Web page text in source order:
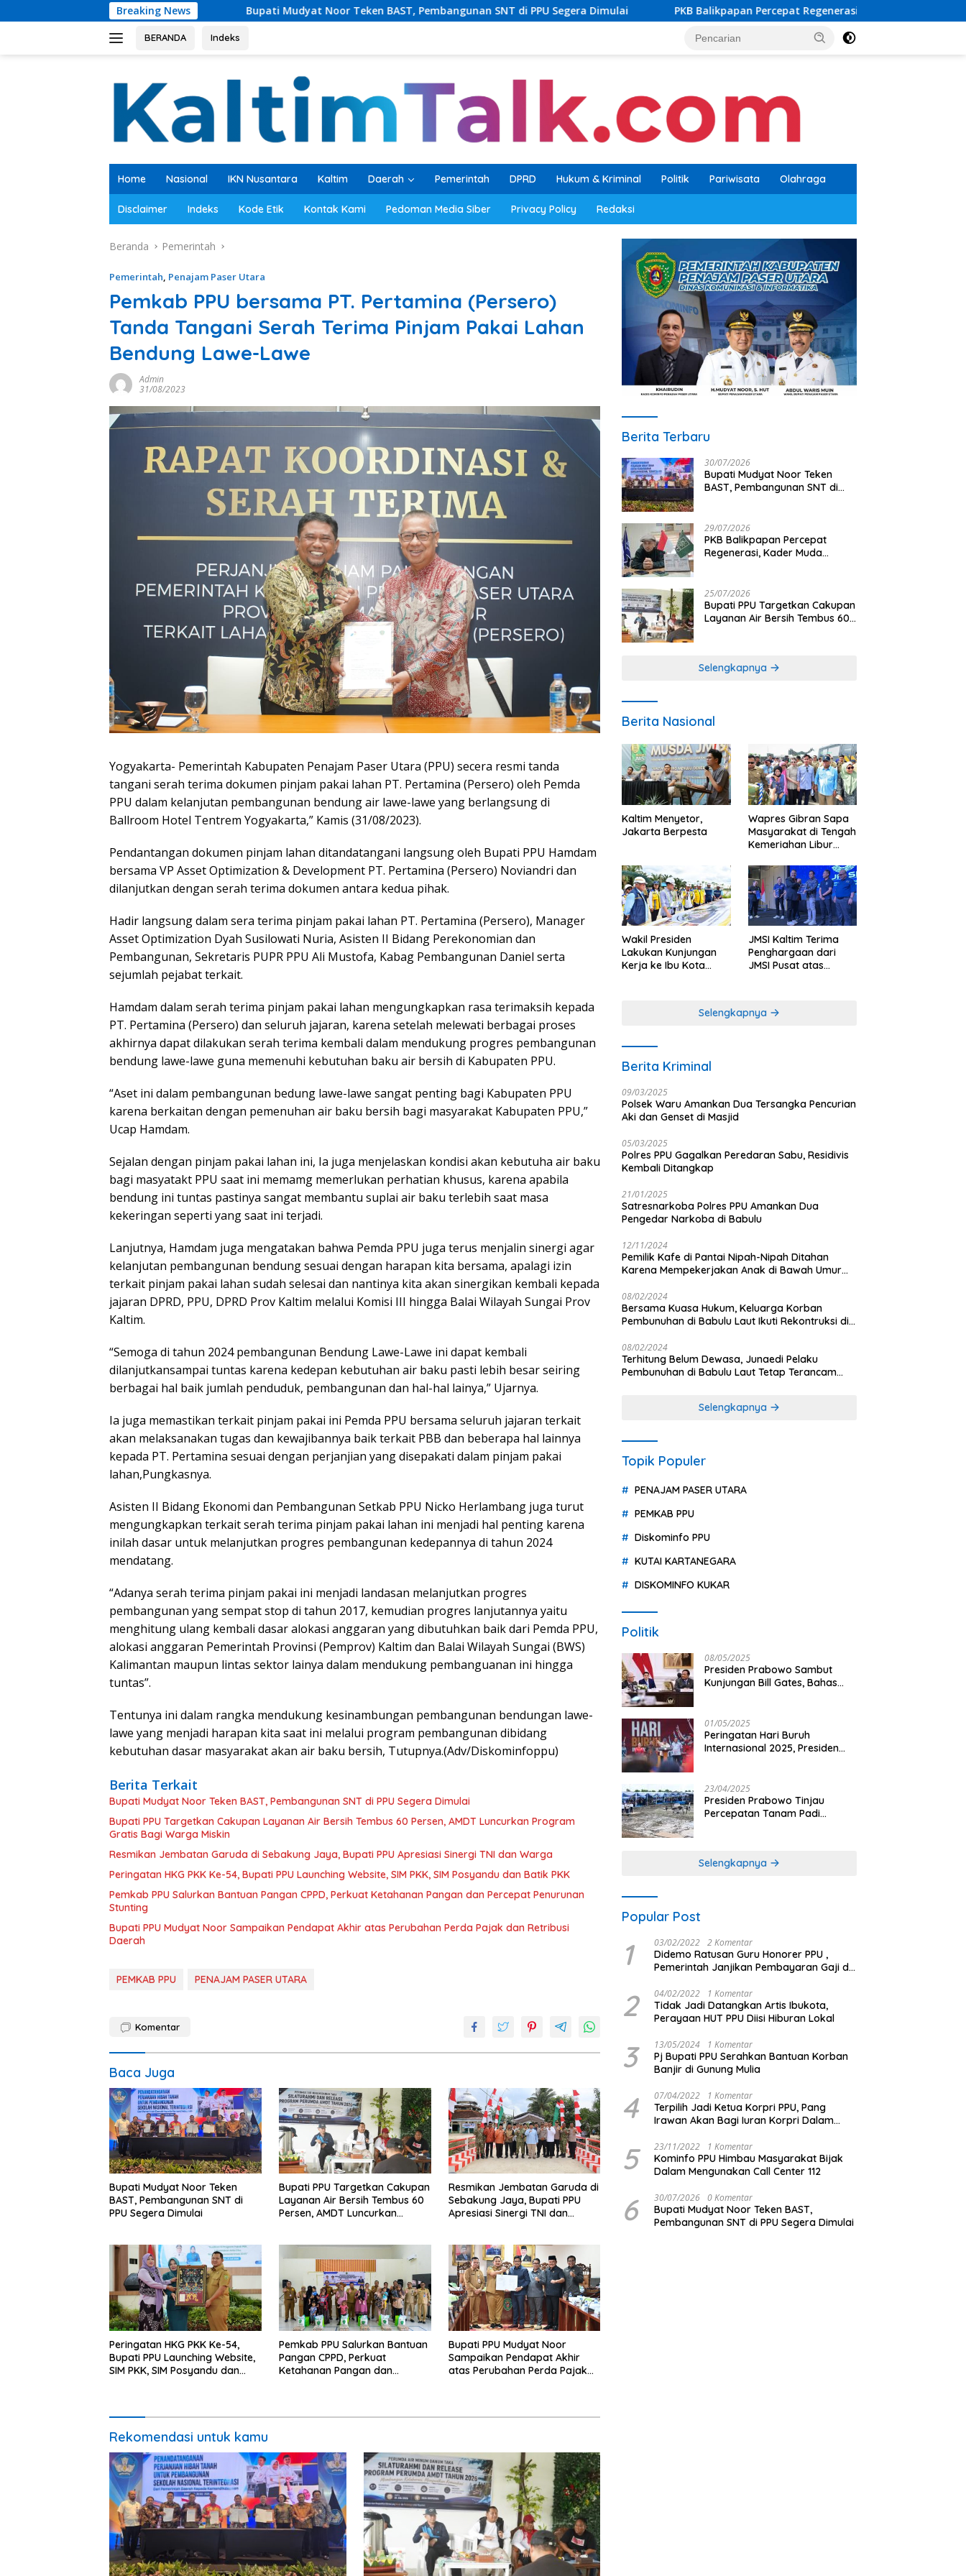
ke
Breaking News
Bupati Mudyat Noor Teken BAST, Pembangunan SNT di PPU Segera Dimulai PKB Balikpapan Percepat Regenerasi, Kader Muda Diprioritaskan Pimpin
BERANDA Indeks
Home Nasional IKN Nusantara Kaltim Daerah Pemerintah DPRD Hukum & Kriminal Politik Pariwisata Olahraga
Disclaimer Indeks Kode Etik Kontak Kami Pedoman Media Siber Privacy Policy Redaksi
Beranda Pemerintah
Pemerintah, Penajam Paser Utara
Pemkab PPU bersama PT. Pertamina (Persero)
Tanda Tangani Serah Terima Pinjam Pakai Lahan
Bendung Lawe-Lawe
Admin
31/08/2023
Yogyakarta- Pemerintah Kabupaten Penajam Paser Utara (PPU) secera resmi tanda
tangani serah terima dokumen pinjam pakai lahan PT. Pertamina (Persero) oleh Pemda
PPU dalam kelanjutan pembangunan bendung air lawe-lawe yang berlangsung di
Ballroom Hotel Tentrem Yogyakarta,” Kamis (31/08/2023).
Pendantangan dokumen pinjam lahan ditandatangani langsung oleh Bupati PPU Hamdam
bersama VP Asset Optimization & Development PT. Pertamina (Persero) Noviandri dan
dilanjutkan dengan serah terima dokumen antara kedua pihak.
Hadir langsung dalam sera terima pinjam pakai lahan PT. Pertamina (Persero), Manager
Asset Optimization Dyah Susilowati Nuria, Asisten II Bidang Perekonomian dan
Pembangunan, Sekretaris PUPR PPU Ali Mustofa, Kabag Pembangunan Daniel serta
sejumlah pejabat terkait.
Hamdam dalam serah terima pinjam pakai lahan mengungkapkan rasa terimaksih kepada
PT. Pertamina (Persero) dan seluruh jajaran, karena setelah melewati berbagai proses
akhirnya dapat dilakukan serah terima kembali dalam mendukung progres pembangunan
bendung lawe-lawe guna memenuhi kebutuhan baku air bersih di Kabupaten PPU.
“Aset ini dalam pembangunan bedung lawe-lawe sangat penting bagi Kabupaten PPU
karena berkaitan dengan pemenuhan air baku bersih bagi masyarakat Kabupaten PPU,”
Ucap Hamdam.
Sejalan dengan pinjam pakai lahan ini, Ia juga menjelaskan kondisi akan kebutuha air baku
bagi masyatakt PPU saat ini memamg memerlukan perhatian khusus, karena apabila
bendung ini tuntas pastinya sangat membantu suplai air baku terlebih saat masa
kekeringan seperti yang saat ini terjadi.
Lanjutnya, Hamdam juga mengatakan bahwa Pemda PPU juga terus menjalin sinergi agar
kelanjutan pembangunan bendung sesuai dengan harapan kita bersama, apalagi izin
terkait pinjam pakai lahan sudah selesai dan nantinya kita akan sinergikan kembali kepada
jajaran DPRD, PPU, DPRD Prov Kaltim melalui Komisi III hingga Balai Wilayah Sungai Prov
Kaltim.
“Semoga di tahun 2024 pembangunan Bendung Lawe-Lawe ini dapat kembali
dilanjutkansampai tuntas karena kedepan kebutuhan air baku pasti lebih besar seiring
berbagai hal baik jumlah penduduk, pembangunan dan hal-hal lainya,” Ujarnya.
Ia juga memastikan terkait pinjam pakai ini Pemda PPU bersama seluruh jajaran terkait
akan melaksanakan tugas dan kewajibannya baik terkait PBB dan beberapa hal lainnya
kepada PT. Pertamina sesuai dengan perjanjian yang disepakati dalam pinjam pakai
lahan,Pungkasnya.
Asisten II Bidang Ekonomi dan Pembangunan Setkab PPU Nicko Herlambang juga turut
mengungkapkan terkait serah terima pinjam pakai lahan ini menjadi hal penting karena
inilah dasar untuk melanjutkan progres pembangunan kedepannya di tahun 2024
mendatang.
“Adanya serah terima pinjam pakai ini menjadi landasan melanjutkan progres
pembangunan yang sempat stop di tahun 2017, kemudian progres lanjutannya yaitu
menghitung ulang kembali dasar alokasi anggaran yang dibutuhkan baik dari Pemda PPU,
alokasi anggaran Pemerintah Provinsi (Pemprov) Kaltim dan Balai Wilayah Sungai (BWS)
Kalimantan maupun lintas sektor lainya dalam mendukung pembanguanan ini hingga
tuntas”.
Tentunya ini dalam rangka mendukung kesinambungan pembangunan bendungan lawe-
lawe yang menjadi harapan kita saat ini melalui program pembangunan dibidang
kebutuhan dasar masyarakat akan air baku bersih, Tutupnya.(Adv/Diskominfoppu)
Berita Terkait
Bupati Mudyat Noor Teken BAST, Pembangunan SNT di PPU Segera Dimulai
Bupati PPU Targetkan Cakupan Layanan Air Bersih Tembus 60 Persen, AMDT Luncurkan Program
Gratis Bagi Warga Miskin
Resmikan Jembatan Garuda di Sebakung Jaya, Bupati PPU Apresiasi Sinergi TNI dan Warga
Peringatan HKG PKK Ke-54, Bupati PPU Launching Website, SIM PKK, SIM Posyandu dan Batik PKK
Pemkab PPU Salurkan Bantuan Pangan CPPD, Perkuat Ketahanan Pangan dan Percepat Penurunan
Stunting
Bupati PPU Mudyat Noor Sampaikan Pendapat Akhir atas Perubahan Perda Pajak dan Retribusi
Daerah
PEMKAB PPU PENAJAM PASER UTARA
Komentar
Baca Juga
Bupati Mudyat Noor Teken
BAST, Pembangunan SNT di
PPU Segera Dimulai
Bupati PPU Targetkan Cakupan
Layanan Air Bersih Tembus 60
Persen, AMDT Luncurkan
Resmikan Jembatan Garuda di
Sebakung Jaya, Bupati PPU
Apresiasi Sinergi TNI dan
Peringatan HKG PKK Ke-54,
Bupati PPU Launching Website,
SIM PKK, SIM Posyandu dan
Pemkab PPU Salurkan Bantuan
Pangan CPPD, Perkuat
Ketahanan Pangan dan
Bupati PPU Mudyat Noor
Sampaikan Pendapat Akhir
atas Perubahan Perda Pajak
Rekomendasi untuk kamu
Berita Terbaru
30/07/2026
Bupati Mudyat Noor Teken
BAST, Pembangunan SNT di
29/07/2026
PKB Balikpapan Percepat
Regenerasi, Kader Muda
25/07/2026
Bupati PPU Targetkan Cakupan
Layanan Air Bersih Tembus 60
Selengkapnya
Berita Nasional
Kaltim Menyetor,
Jakarta Berpesta
Wapres Gibran Sapa
Masyarakat di Tengah
Kemeriahan Libur
Wakil Presiden
Lakukan Kunjungan
Kerja ke Ibu Kota
JMSI Kaltim Terima
Penghargaan dari
JMSI Pusat atas
Jurnalistik
Selengkapnya
Berita Kriminal
09/03/2025
Polsek Waru Amankan Dua Tersangka Pencurian
Aki dan Genset di Masjid
05/03/2025
Polres PPU Gagalkan Peredaran Sabu, Residivis
Kembali Ditangkap
21/01/2025
Satresnarkoba Polres PPU Amankan Dua
Pengedar Narkoba di Babulu
12/11/2024
Pemilik Kafe di Pantai Nipah-Nipah Ditahan
Karena Mempekerjakan Anak di Bawah Umur
08/02/2024
Bersama Kuasa Hukum, Keluarga Korban
Pembunuhan di Babulu Laut Ikuti Rekontruksi di
08/02/2024
Terhitung Belum Dewasa, Junaedi Pelaku
Pembunuhan di Babulu Laut Tetap Terancam
Selengkapnya
Topik Populer
PENAJAM PASER UTARA
PEMKAB PPU
Diskominfo PPU
KUTAI KARTANEGARA
DISKOMINFO KUKAR
Politik
08/05/2025
Presiden Prabowo Sambut
Kunjungan Bill Gates, Bahas
Pertanian di Indonesia
01/05/2025
Peringatan Hari Buruh
Internasional 2025, Presiden
23/04/2025
Presiden Prabowo Tinjau
Percepatan Tanam Padi
Selengkapnya
Popular Post
1 03/02/2022 2 Komentar
Didemo Ratusan Guru Honorer PPU ,
Pemerintah Janjikan Pembayaran Gaji di
2 04/02/2022 1 Komentar
Tidak Jadi Datangkan Artis Ibukota,
Perayaan HUT PPU Diisi Hiburan Lokal
3 13/05/2024 1 Komentar
Pj Bupati PPU Serahkan Bantuan Korban
Banjir di Gunung Mulia
4 07/04/2022 1 Komentar
Terpilih Jadi Ketua Korpri PPU, Pang
Irawan Akan Bagi Iuran Korpri Dalam
5 23/11/2022 1 Komentar
Kominfo PPU Himbau Masyarakat Bijak
Dalam Mengunakan Call Center 112
6 30/07/2026 0 Komentar
Bupati Mudyat Noor Teken BAST,
Pembangunan SNT di PPU Segera Dimulai